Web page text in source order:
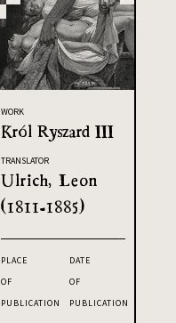
WORK
Król Ryszard III
TRANSLATOR
Ulrich, Leon
(1811-1885)
PLACE
OF
PUBLICATION
DATE
OF
PUBLICATION